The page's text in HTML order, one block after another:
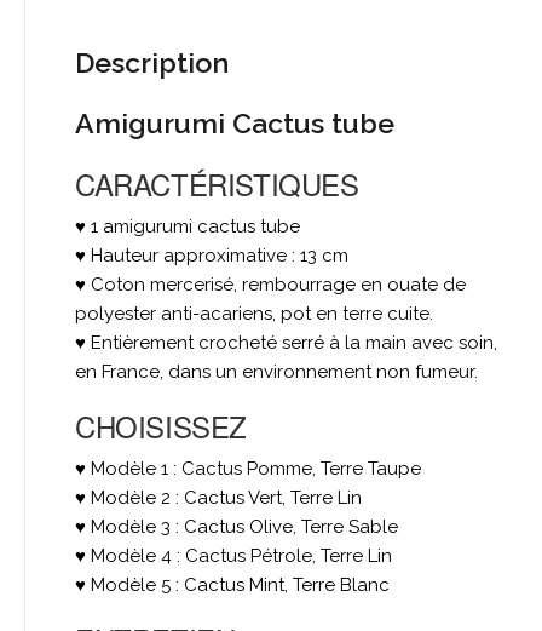
Description
Amigurumi Cactus tube
CARACTÉRISTIQUES
♥ 1 amigurumi cactus tube
♥ Hauteur approximative : 13 cm
♥ Coton mercerisé, rembourrage en ouate de
polyester anti-acariens, pot en terre cuite.
♥ Entièrement crocheté serré à la main avec soin,
en France, dans un environnement non fumeur.
CHOISISSEZ
♥ Modèle 1 : Cactus Pomme, Terre Taupe
♥ Modèle 2 : Cactus Vert, Terre Lin
♥ Modèle 3 : Cactus Olive, Terre Sable
♥ Modèle 4 : Cactus Pétrole, Terre Lin
♥ Modèle 5 : Cactus Mint, Terre Blanc